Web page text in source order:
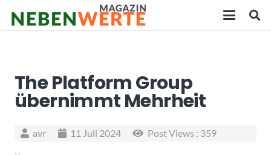
The Platform Group
übernimmt Mehrheit
avr 11 Juli 2024 Post Views : 359